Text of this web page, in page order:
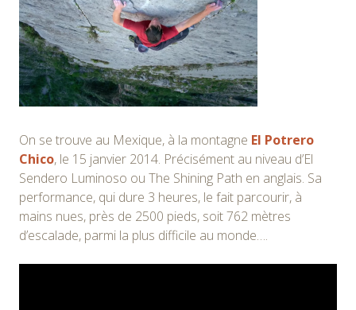
On se trouve au Mexique, à la montagne El Potrero
Chico, le 15 janvier 2014. Précisément au niveau d’El
Sendero Luminoso ou The Shining Path en anglais. Sa
performance, qui dure 3 heures, le fait parcourir, à
mains nues, près de 2500 pieds, soit 762 mètres
d’escalade, parmi la plus difficile au monde….